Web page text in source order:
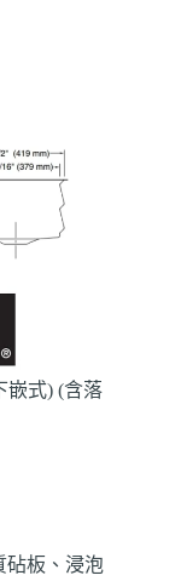
嵌式) (含落
砧板、浸泡